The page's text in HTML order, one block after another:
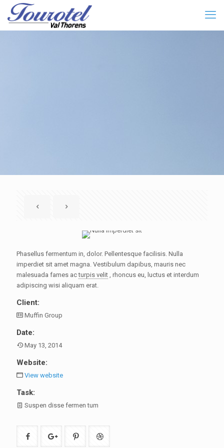
Phasellus fermentum in, dolor. Pellentesque facilisis. Nulla
imperdiet sit amet magna. Vestibulum dapibus, mauris nec
malesuada fames acturpis velit , rhoncus eu, luctus et interdum
adipiscing wisi aliquam erat.
Client:
Muffin Group
Date:
May 13, 2014
Website:
View website
Task:
Suspen disse fermen tum